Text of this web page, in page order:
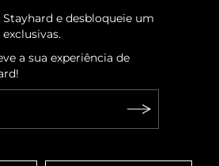
e desbloqueie um
a sua experiência de